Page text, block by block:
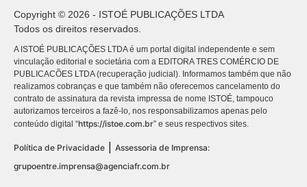
Copyright © 2026 - ISTOÉ PUBLICAÇÕES LTDA
Todos os direitos reservados.
A ISTOÉ PUBLICAÇÕES LTDA é um portal digital independente e sem
vinculação editorial e societária com a EDITORA TRES COMÉRCIO DE
PUBLICACÕES LTDA (recuperação judicial). Informamos também que não
realizamos cobranças e que também não oferecemos cancelamento do
contrato de assinatura da revista impressa de nome ISTOÉ, tampouco
autorizamos terceiros a fazê-lo, nos responsabilizamos apenas pelo
conteúdo digital “https://istoe.com.br” e seus respectivos sites.
Política de Privacidade
Assessoria de Imprensa:
grupoentre.imprensa@agenciafr.com.br